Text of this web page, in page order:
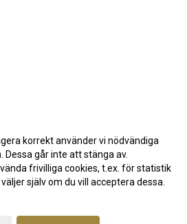
korrekt använder vi nödvändiga
går inte att stänga av.
frivilliga cookies, t.ex. för statistik
själv om du vill acceptera dessa.